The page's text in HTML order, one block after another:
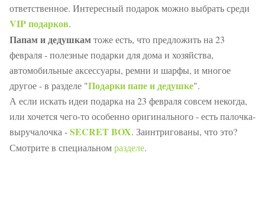
ответственное. Интересный подарок можно выбрать среди
VIP подарков.
Папам и дедушкамтоже есть, что предложить на 23
февраля - полезные подарки для дома и хозяйства,
автомобильные аксессуары, ремни и шарфы, и многое
другое - в разделе "Подарки папе и дедушке".
А если искать идеи подарка на 23 февраля совсем некогда,
или хочется чего-то особенно оригинального - есть палочка-
выручалочка -SECRET BOX. Заинтригованы, что это?
Смотрите в специальномразделе.